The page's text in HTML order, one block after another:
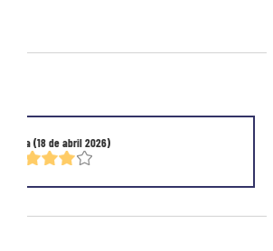
Maria(18 de abril 2026)